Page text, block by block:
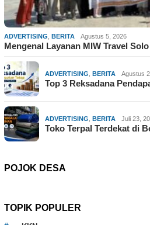
ADVERTISING BERITA Agustus 5, 2026
Mengenal Layanan MIW Travel
ADVERTISING BERITA Agustus
Top 3 Reksadana
ADVERTISING BERITA Juli 23,
Toko Terpal Terdekat di
POJOK DESA
TOPIK POPULER